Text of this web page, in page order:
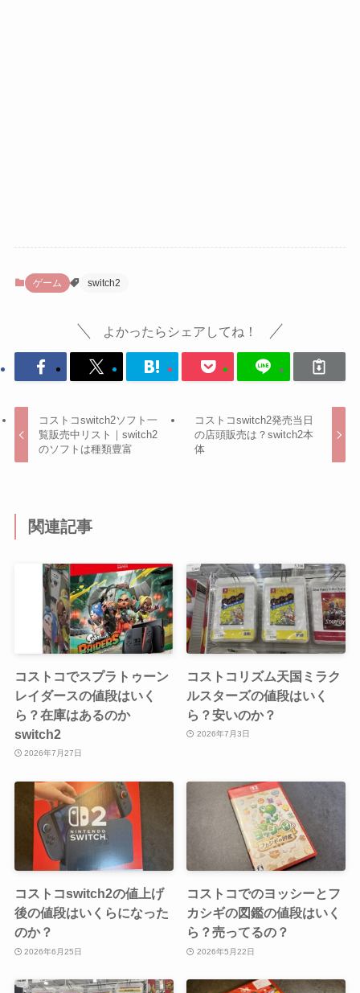
ゲーム switch2
よかったらシェアしてね！
コストコswitch2ソフト一
覧販売中リスト｜switch2
のソフトは種類豊富
コストコswitch2発売当日
の店頭販売は？switch2本
体
関連記事
コストコでスプラトゥーン
レイダースの値段はいく
ら？在庫はあるのか
switch2
2026年7月27日
コストコリズム天国ミラク
ルスターズの値段はいく
ら？安いのか？
2026年7月3日
コストコswitch2の値上げ
後の値段はいくらになった
のか？
2026年6月25日
コストコでのヨッシーとフ
カシギの図鑑の値段はいく
ら？売ってるの？
2026年5月22日